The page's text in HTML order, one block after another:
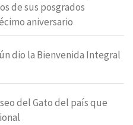
de sus posgrados
aniversario
dio la Bienvenida Integral
del Gato del país que